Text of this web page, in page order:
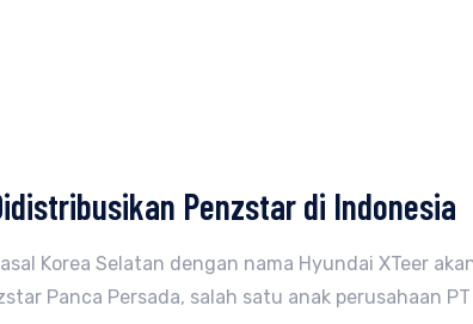
Penzstar di Indonesia
Korea Selatan dengan nama Hyundai XTeer
Panca Persada, salah satu anak perusahaan